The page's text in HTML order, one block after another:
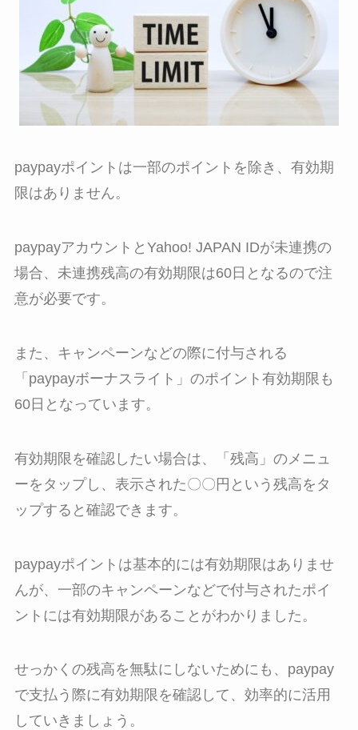
paypayポイントは一部のポイントを除き、有効期
限はありません。
paypayアカウントとYahoo! JAPAN IDが未連携の
場合、未連携残高の有効期限は60日となるので注
意が必要です。
また、キャンペーンなどの際に付与される
「paypayボーナスライト」のポイント有効期限も
60日となっています。
有効期限を確認したい場合は、「残高」のメニュ
ーをタップし、表示された〇〇円という残高をタ
ップすると確認できます。
paypayポイントは基本的には有効期限はありませ
んが、一部のキャンペーンなどで付与されたポイ
ントには有効期限があることがわかりました。
せっかくの残高を無駄にしないためにも、paypay
で支払う際に有効期限を確認して、効率的に活用
していきましょう。